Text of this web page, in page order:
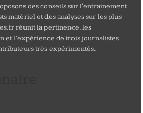
des conseils sur l'entrainement
matériel et des analyses sur les plus
réunit la pertinence, les
et l’expérience de trois journalistes
très expérimentés.